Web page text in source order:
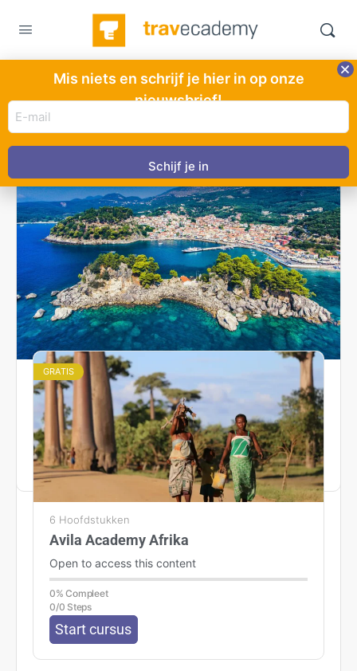
Cursus tag:Frankrijk
TravEcademy GUIDE – Middellandse
Zeegebied
Open to access this content
GRATIS
6 Hoofdstukken
Avila Academy Afrika
Open to access this content
0% Compleet
0/0 Steps
Start cursus
Mis niets en schrijf je hier in op onze
nieuwsbrief!
E-
mail
adres